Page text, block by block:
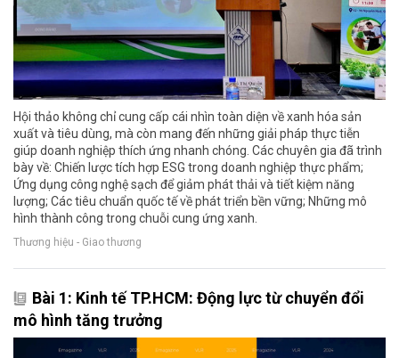
Hội thảo không chỉ cung cấp cái nhìn toàn diện về xanh hóa sản
xuất và tiêu dùng, mà còn mang đến những giải pháp thực tiễn
giúp doanh nghiệp thích ứng nhanh chóng. Các chuyên gia đã trình
bày về: Chiến lược tích hợp ESG trong doanh nghiệp thực phẩm;
Ứng dụng công nghệ sạch để giảm phát thải và tiết kiệm năng
lượng; Các tiêu chuẩn quốc tế về phát triển bền vững; Những mô
hình thành công trong chuỗi cung ứng xanh.
Thương hiệu - Giao thương
Bài 1: Kinh tế TP.HCM: Động lực từ chuyển đổi
mô hình tăng trưởng